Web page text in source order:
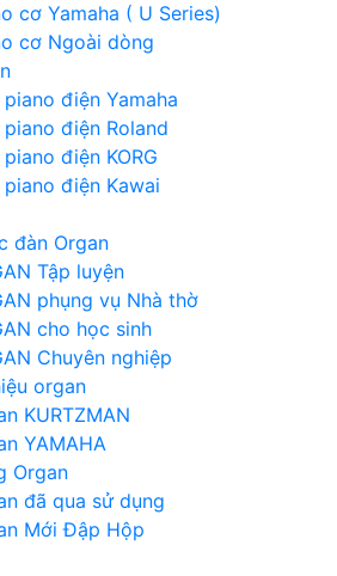
cơ Yamaha ( U Series)
cơ Ngoài dòng
điện Yamaha
điện Roland
điện KORG
điện Kawai
đàn Organ
Tập luyện
phụng vụ Nhà thờ
cho học sinh
Chuyên nghiệp
organ
KURTZMAN
YAMAHA
Organ
đã qua sử dụng
Mới Đập Hộp